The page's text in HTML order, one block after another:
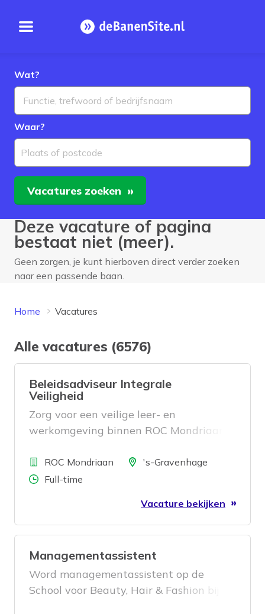
Open menu Homepage
Wat?
Waar?
Plaats of postcode
Vacatures zoeken
Deze vacature of pagina
bestaat niet (meer).
Geen zorgen, je kunt hierboven direct verder zoeken
naar een passende baan.
Home Vacatures
Alle vacatures (6576)
Beleidsadviseur Integrale
Veiligheid
Zorg voor een veilige leer- en
werkomgeving binnen ROC Mondriaan.
stuur je op beleid, adviseer je
management en bestuur, coördineer je
partners in de regio. Een functie met
impact én verantwoordelijkheid.
BedrijfROC Mondriaan Locatie's-Gravenhage
Aantal uren
Full-time
Vacature bekijken
Managementassistent
Word managementassistent op de
School voor Beauty, Hair & Fashion bij